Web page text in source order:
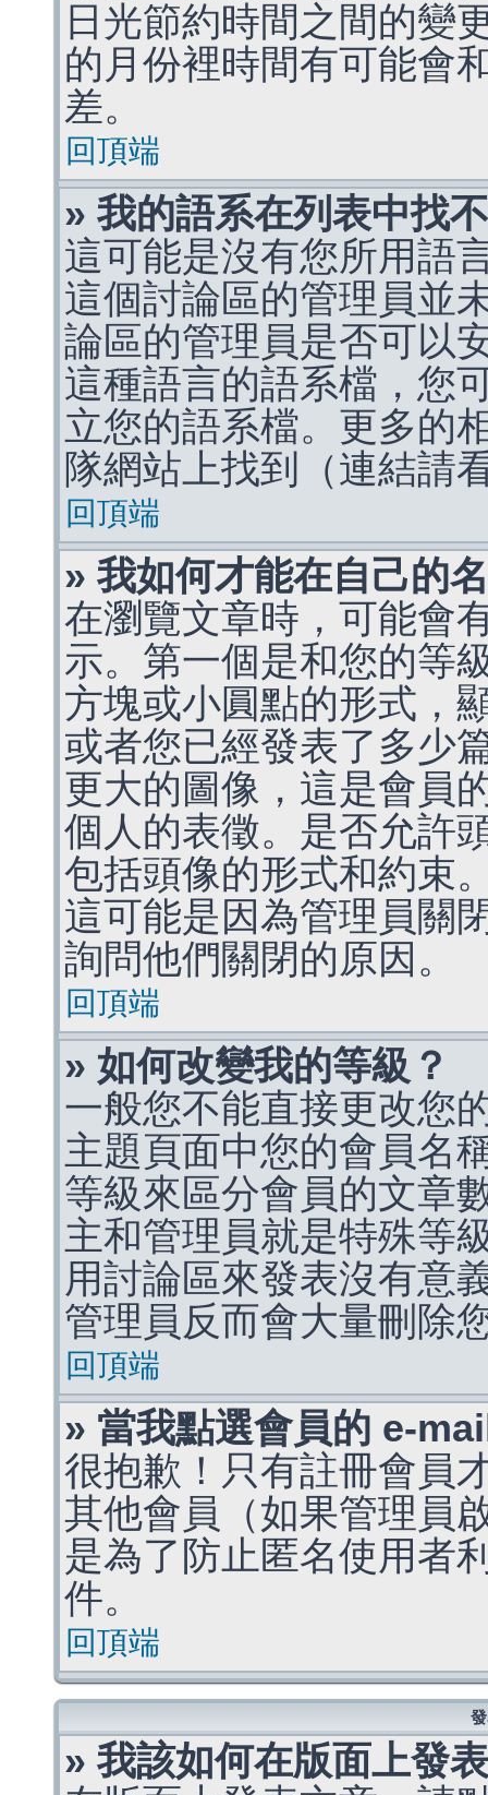
日光節約時間之間的變
的月份裡時間有可能會
差。
回頂端
» 我的語系在列表中找
這可能是沒有您所用語
這個討論區的管理員並
論區的管理員是否可以
這種語言的語系檔，您
立您的語系檔。更多的
隊網站上找到（連結請
回頂端
» 我如何才能在自己的
在瀏覽文章時，可能會
示。第一個是和您的等
方塊或小圓點的形式，
或者您已經發表了多少
更大的圖像，這是會員
個人的表徵。是否允許
包括頭像的形式和約束
這可能是因為管理員關
詢問他們關閉的原因。
回頂端
» 如何改變我的等級？
一般您不能直接更改您
主題頁面中您的會員名
等級來區分會員的文章
主和管理員就是特殊等
用討論區來發表沒有意
管理員反而會大量刪除
回頂端
» 當我點選會員的 e-
很抱歉！只有註冊會員
其他會員（如果管理員
是為了防止匿名使用者
件。
回頂端
» 我該如何在版面上發